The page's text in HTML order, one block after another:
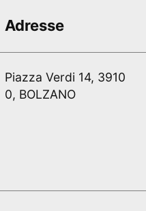
Adresse
Piazza Verdi 14, 3910
0, BOLZANO